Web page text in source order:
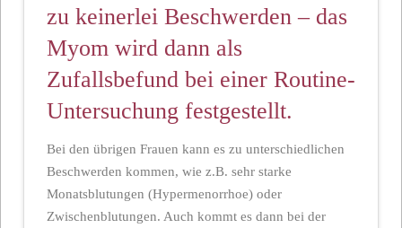
zu keinerlei Beschwerden – das
Myom wird dann als
Zufallsbefund bei einer Routine-
Untersuchung festgestellt.
Bei den übrigen Frauen kann es zu unterschiedlichen
Beschwerden kommen, wie z.B. sehr starke
Monatsblutungen (Hypermenorrhoe) oder
Zwischenblutungen. Auch kommt es dann bei der